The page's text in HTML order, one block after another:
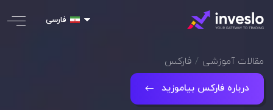
فارسی
مقالات آموزشی فارکس
درباره فارکس بیاموزید